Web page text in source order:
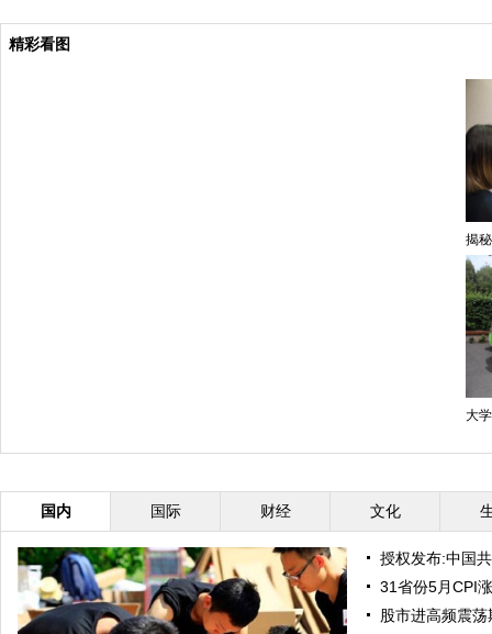
精彩看图
揭
大
国内 国际 财经 文化
授权发布:中国
31省份5月CPI
股市进高频震